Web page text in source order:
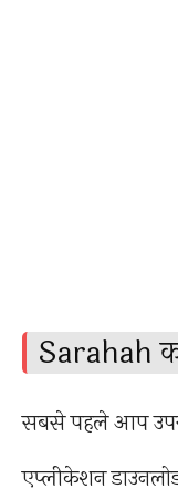
Sarahah
सबसे पहले आप
एप्लीकेशन